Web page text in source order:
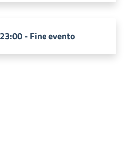
23:00 - Fine evento